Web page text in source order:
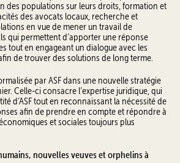
des populations sur leurs droits, formation et
des avocats locaux, recherche et
en vue de mener un travail de
qui permettent d’apporter une réponse
tout en engageant un dialogue avec les
de trouver des solutions de long terme.
par ASF dans une nouvelle stratégie
Celle-ci consacre l’expertise juridique, qui
d’ASF tout en reconnaissant la nécessité de
afin de prendre en compte et répondre à
et sociales toujours plus
nouvelles veuves et orphelins à